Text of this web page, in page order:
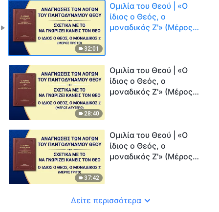
32:01
Ομιλία του Θεού | «Ο
ίδιος ο Θεός, ο
μοναδικός Ζ'» (Μέρος
28:40
Ομιλία του Θεού | «Ο
ίδιος ο Θεός, ο
μοναδικός Ζ'» (Μέρος
37:42
Ομιλία του Θεού | «Ο
ίδιος ο Θεός, ο
μοναδικός Ζ'» (Μέρος
Δείτε περισσότερα